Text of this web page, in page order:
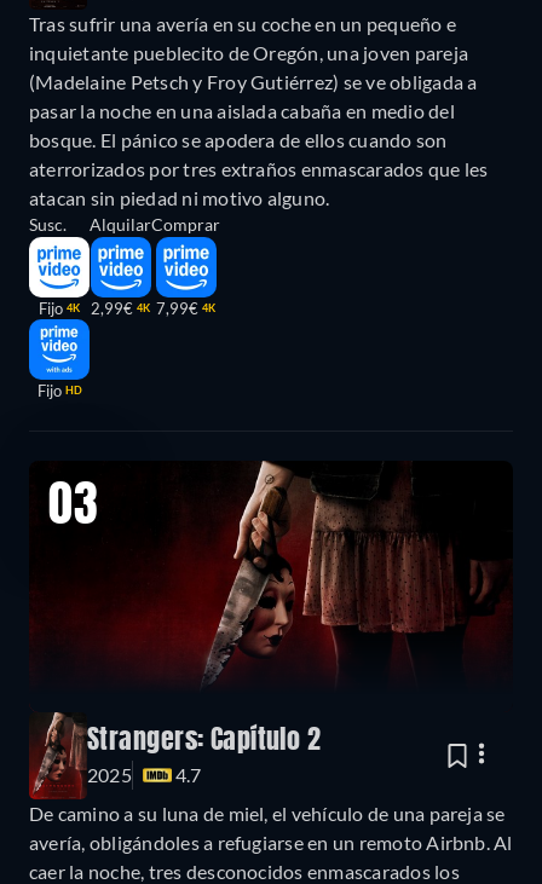
Tras sufrir una avería en su coche en un pequeño e
inquietante pueblecito de Oregón, una joven pareja
(Madelaine Petsch y Froy Gutiérrez) se ve obligada a
pasar la noche en una aislada cabaña en medio del
bosque. El pánico se apodera de ellos cuando son
aterrorizados por tres extraños enmascarados que les
atacan sin piedad ni motivo alguno.
Susc.
Fijo 4K
Fijo HD
Alquilar
2,99€ 4K
Comprar
7,99€ 4K
03
Strangers: Capítulo 2
2025
4.7
De camino a su luna de miel, el vehículo de una pareja se
avería, obligándoles a refugiarse en un remoto Airbnb. Al
caer la noche, tres desconocidos enmascarados los